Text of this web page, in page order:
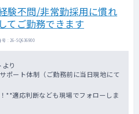
験不問/非常勤採用に慣れ
てご勤務できます
: 26-SQ636900
り
ポート体制（ご勤務前に当日現地にて
**適応判断なども現場でフォローしま